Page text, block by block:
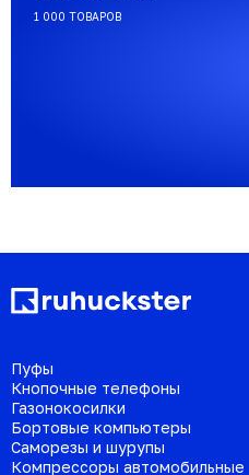
1 000 ТОВАРОВ
Пуфы
Кнопочные телефоны
Газонокосилки
Бортовые компьютеры
Саморезы и шурупы
Компрессоры автомобильные